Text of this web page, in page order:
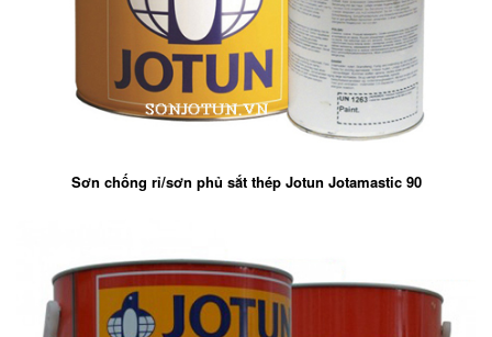
Sơn chống rỉ/sơn phủ sắt thép Jotun Jotamastic 90